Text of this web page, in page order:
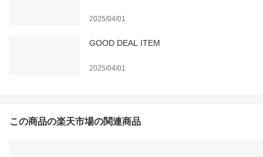
2025/04/01
GOOD DEAL ITEM
2025/04/01
この商品の楽天市場の関連商品